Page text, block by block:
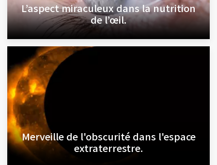
L’aspect miraculeux dans la nutrition
de l’œil.
Merveille de l'obscurité dans l'espace
extraterrestre.